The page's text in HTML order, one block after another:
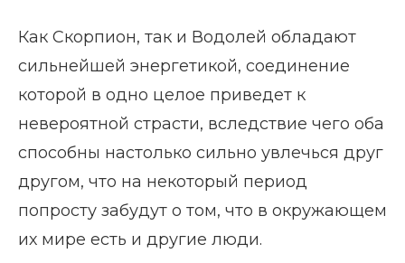
Как Скорпион, так и Водолей обладают
сильнейшей энергетикой, соединение
которой в одно целое приведет к
невероятной страсти, вследствие чего оба
способны настолько сильно увлечься друг
другом, что на некоторый период
попросту забудут о том, что в окружающем
их мире есть и другие люди.